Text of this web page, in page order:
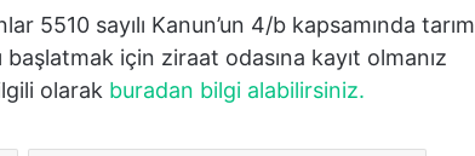
5510 sayılı Kanun’un 4/b kapsamında tarım
başlatmak için ziraat odasına kayıt olmanız
olarak buradan bilgi alabilirsiniz.